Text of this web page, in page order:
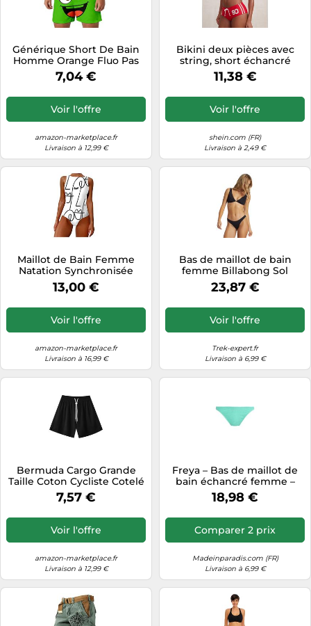
Générique Short De Bain
Homme Orange Fluo Pas
Beige Solde Pied Marron
Très Pince Meilleur Cuisse
Droite Recycle Deperlant
Hydrophobe Extenso
7,04 €
Voir l'offre
amazon-marketplace.fr
Livraison à 12,99 €
Bikini deux pièces avec
string, short échancré
Ensemble de maillots de
bain de plage sporty rayés
L,M,S,XL,XSBlocs de
couleur,Lettres,RayéÉtoffe
11,38 €
Voir l'offre
shein.com (FR)
Livraison à 2,49 €
Maillot de Bain Femme
Natation Synchronisée
Culotte Bas Ultra Sexy
Argenté Couvrant Beau
Échancré Maille Long
Tanga Sophie Davant
Coque Asymétrique 2
13,00 €
Voir l'offre
amazon-marketplace.fr
Livraison à 16,99 €
Bas de maillot de bain
femme Billabong Sol
Searcher Noir XL
23,87 €
Voir l'offre
Trek-expert.fr
Livraison à 6,99 €
Bermuda Cargo Grande
Taille Coton Cycliste Cotelé
Legging Collant
Transparent 48 Natation
Technique Personnalisé
Fendu Islam Tres Hautes 40
Integre Drole Echancré Tie
7,57 €
Voir l'offre
amazon-marketplace.fr
Livraison à 12,99 €
Freya – Bas de maillot de
bain échancré femme –
Ibiza Waves – Bleu – XL
18,98 €
Comparer 2 prix
Madeinparadis.com (FR)
Livraison à 6,99 €